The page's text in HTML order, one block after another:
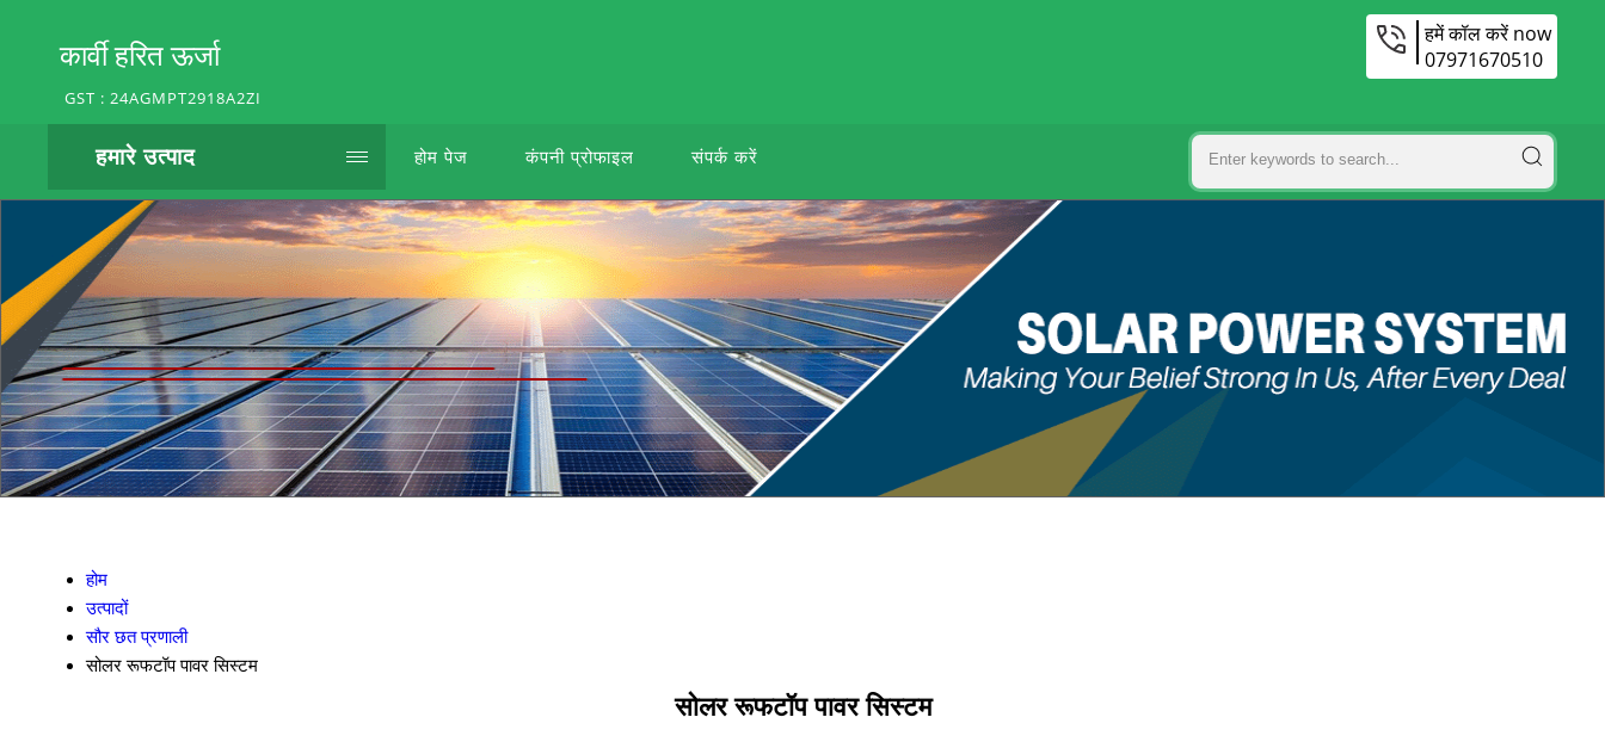
कार्वी हरित ऊर्जा
GST : 24AGMPT2918A2ZI
हमें कॉल करें now
07971670510
हमारे उत्पाद होम पेज कंपनी प्रोफाइल संपर्क करें
होम
उत्पादों
सौर छत प्रणाली
सोलर रूफटॉप पावर सिस्टम
सोलर रूफटॉप पावर सिस्टम